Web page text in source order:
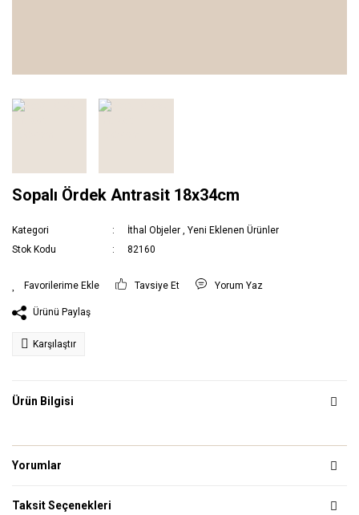
Sopalı Ördek Antrasit 18x34cm
Kategori İthal Objeler ,Yeni Eklenen Ürünler
Stok Kodu
82160
Tavsiye Et Yorum Yaz
Ürünü Paylaş
Karşılaştır
Ürün Bilgisi
Yorumlar
Taksit Seçenekleri